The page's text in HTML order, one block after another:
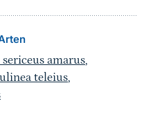
sericeus amarus,
teleius,